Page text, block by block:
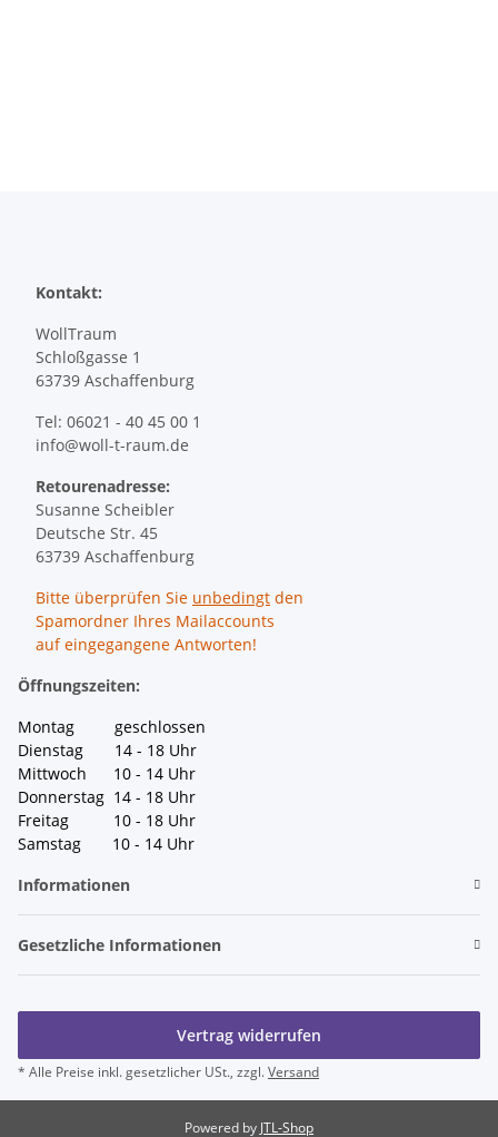
Kontakt:
WollTraum
Schloßgasse 1
63739 Aschaffenburg
Tel: 06021 - 40 45 00 1
info@woll-t-raum.de
Retourenadresse:
Susanne Scheibler
Deutsche Str. 45
63739 Aschaffenburg
Bitte überprüfen Sie unbedingt den
Spamordner Ihres Mailaccounts
auf eingegangene Antworten!
Öffnungszeiten:
Montag geschlossen
Dienstag 14 - 18 Uhr
Mittwoch 10 - 14 Uhr
Donnerstag 14 - 18 Uhr
Freitag 10 - 18 Uhr
Samstag 10 - 14 Uhr
Informationen
Gesetzliche Informationen
Vertrag widerrufen
* Alle Preise inkl. gesetzlicher USt., zzgl.Versand
Powered by JTL-Shop